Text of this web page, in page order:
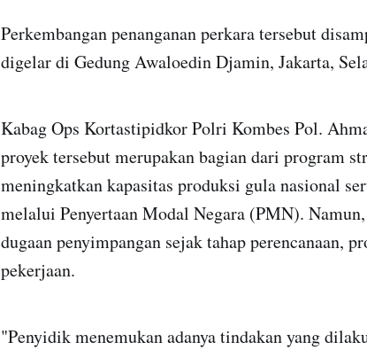
Perkembangan penanganan perkara tersebut
digelar di Gedung Awaloedin Djamin, Jakarta,
Kabag Ops Kortastipidkor Polri Kombes Pol.
proyek tersebut merupakan bagian dari program
meningkatkan kapasitas produksi gula nasional
melalui Penyertaan Modal Negara (PMN).
dugaan penyimpangan sejak tahap perencanaan,
pekerjaan.
"Penyidik menemukan adanya tindakan yang